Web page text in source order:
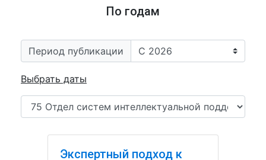
По годам
Период публикации
Выбрать даты
Экспертный подход к